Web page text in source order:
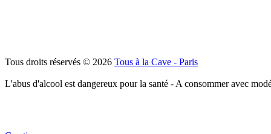
Tous droits réservés © 2026 Tous à la Cave - Paris
L'abus d'alcool est dangereux pour la santé - A consommer avec